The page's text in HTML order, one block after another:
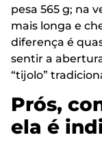
pesa 565 g; na
mais longa e
diferença é
sentir a
“tijolo”
Prós,
ela é